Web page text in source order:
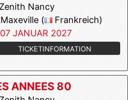
Nancy
(
Frankreich)
JANUAR 2027
TICKETINFORMATION
ANNEES 80